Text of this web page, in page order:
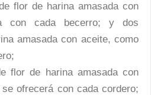
flor de harina amasada con
con cada becerro; y dos
amasada con aceite, como
flor de harina amasada con
ofrecerá con cada cordero;